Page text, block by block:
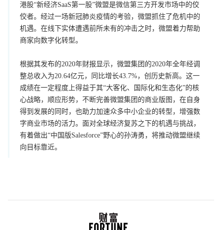
港股“新经济SaaS第一股”微盟是微信第三方开发市场中的佼
佼者。经过一场新冠肺炎疫情的考验，微盟抓住了危机中的
机遇。在线下实体遭遇前所未有的冲击之时，微盟着力帮助
商家向数字化转型。
根据其发布的2020年财报显示，微盟集团的2020年全年经调
整总收入为20.64亿元，同比增长43.7%，创历史新高。这一
成绩在一定程度上得益于其“大客化、国际化和生态化”的核
心战略，顺应形势，不断完善微盟集团的商业版图，在自身
得到发展的同时，也助力加速众多中小企业的转型，增强数
字商业市场的活力。面对全球经济复苏之下的机遇与挑战，
有着做出“中国版Salesforce”野心的孙涛勇，将推动微盟继续
向目标靠近。